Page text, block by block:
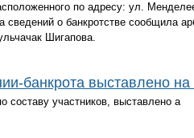
по адресу: ул.
сведений о банкротстве сообщила
Шигапова.
банкрота выставлено
составу участников, выставлено а